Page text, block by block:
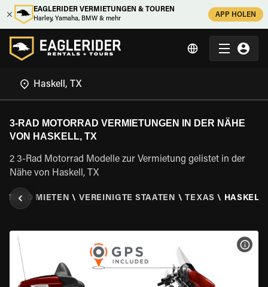
EAGLERIDER VERMIETUNGEN & TOUREN
Harley, Yamaha, BMW & mehr
APP HOLEN
3-RAD MOTORRAD VERMIETUNGEN IN DER NÄHE
VON HASKELL, TX
2 3-Rad Motorrad Modelle zur Vermietung gelistet in der
Nähe von Haskell, TX
MIETEN \ VEREINIGTE STAATEN \ TEXAS \